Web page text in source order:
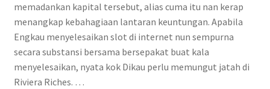
memadankan kapital tersebut, alias cuma itu nan kerap
menangkap kebahagiaan lantaran keuntungan. Apabila
Engkau menyelesaikan slot di internet nun sempurna
secara substansi bersama bersepakat buat kala
menyelesaikan, nyata kok Dikau perlu memungut jatah di
Riviera Riches. …